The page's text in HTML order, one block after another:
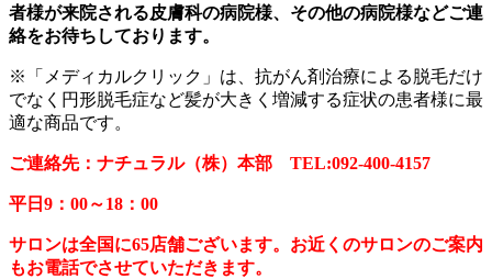
者様が来院される皮膚科の病院様、その他の病院様などご連
絡をお待ちしております。
※「メディカルクリック」は、抗がん剤治療による脱毛だけ
でなく円形脱毛症など髪が大きく増減する症状の患者様に最
適な商品です。
ご連絡先：ナチュラル（株）本部 TEL:092-400-4157
平日9：00～18：00
サロンは全国に65店舗ございます。お近くのサロンのご案内
もお電話でさせていただきます。